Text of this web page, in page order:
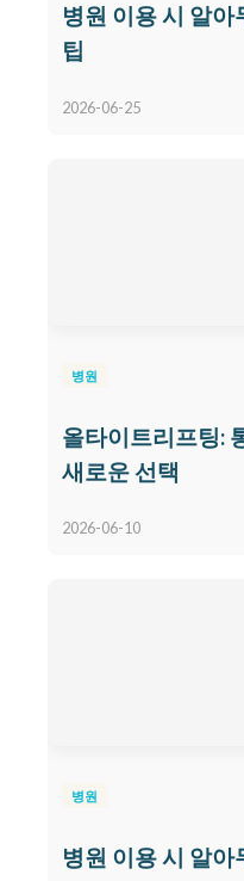
병원 이용 시 알
팁
2026-06-25
병원
올타이트리프팅:
새로운 선택
2026-06-10
병원
병원 이용 시 알